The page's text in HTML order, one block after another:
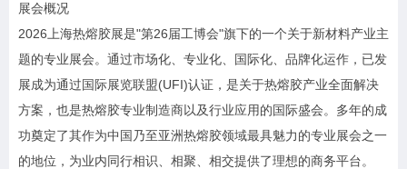
展会概况
2026上海热熔胶展是"第26届工博会"旗下的一个关于新材料产业主
题的专业展会。通过市场化、专业化、国际化、品牌化运作，已发
展成为通过国际展览联盟(UFI)认证，是关于热熔胶产业全面解决
方案，也是热熔胶专业制造商以及行业应用的国际盛会。多年的成
功奠定了其作为中国乃至亚洲热熔胶领域最具魅力的专业展会之一
的地位，为业内同行相识、相聚、相交提供了理想的商务平台。